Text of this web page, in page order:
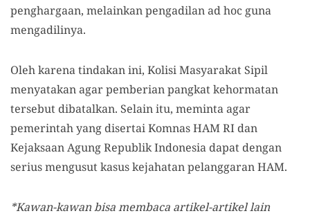
penghargaan, melainkan pengadilan ad hoc guna
mengadilinya.
Oleh karena tindakan ini, Kolisi Masyarakat Sipil
menyatakan agar pemberian pangkat kehormatan
tersebut dibatalkan. Selain itu, meminta agar
pemerintah yang disertai Komnas HAM RI dan
Kejaksaan Agung Republik Indonesia dapat dengan
serius mengusut kasus kejahatan pelanggaran HAM.
*Kawan-kawan bisa membaca artikel-artikel lain